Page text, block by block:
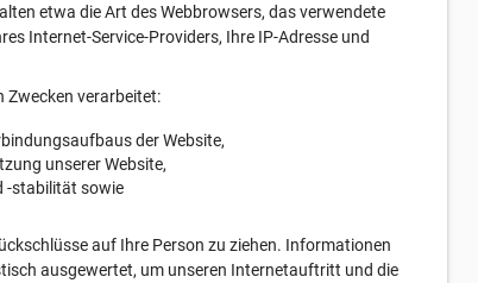
etwa die Art des Webbrowsers, das verwendete
Internet-Service-Providers, Ihre IP-Adresse und
Zwecken verarbeitet:
der Website,
unserer Website,
-stabilität sowie
auf Ihre Person zu ziehen. Informationen
ausgewertet, um unseren Internetauftritt und die